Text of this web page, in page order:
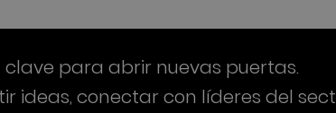
para abrir nuevas puertas.
ideas, conectar con líderes del